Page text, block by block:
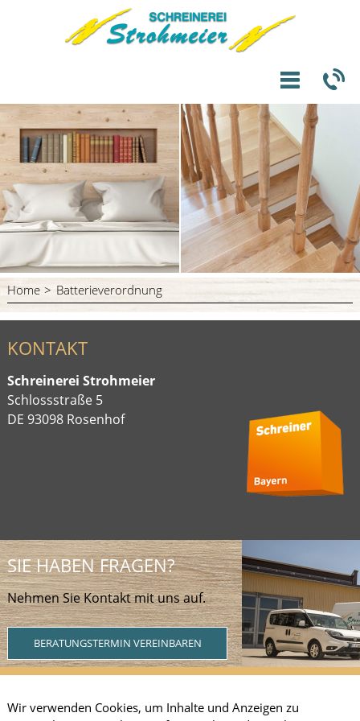
Home Batterieverordnung
KONTAKT
Schreinerei Strohmeier
Schlossstraße 5
DE 93098 Rosenhof
SIE HABEN FRAGEN?
Nehmen Sie Kontakt mit uns auf.
BERATUNGSTERMIN VEREINBAREN
Wir verwenden Cookies, um Inhalte und Anzeigen zu